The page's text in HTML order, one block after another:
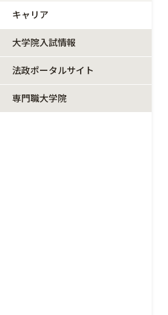
キャリア
大学院入試情報
法政ポータルサイト
専門職大学院